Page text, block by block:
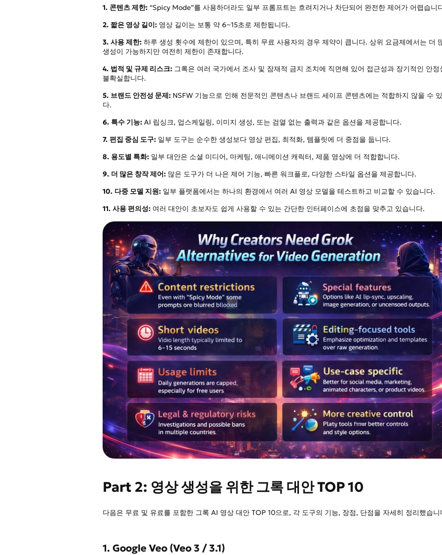
1. 콘텐츠 제한: “Spicy Mode”를 사용하더라도 일부 프롬프트는 흐려지거나 차단되어 완전한 제어가 어렵습니
2. 짧은 영상 길이: 영상 길이는 보통 약 6~15초로 제한됩니다.
3. 사용 제한: 하루 생성 횟수에 제한이 있으며, 특히 무료 사용자의 경우 제약이 큽니다. 상위 요금제에서는 더
생성이 가능하지만 여전히 제한이 존재합니다.
4. 법적 및 규제 리스크: 그록은 여러 국가에서 조사 및 잠재적 금지 조치에 직면해 있어 접근성과 장기적인 안정
불확실합니다.
5. 브랜드 안전성 문제: NSFW 기능으로 인해 전문적인 콘텐츠나 브랜드 세이프 콘텐츠에는 적합하지 않을 수
다.
6. 특수 기능: AI 립싱크, 업스케일링, 이미지 생성, 또는 검열 없는 출력과 같은 옵션을 제공합니다.
7. 편집 중심 도구: 일부 도구는 순수한 생성보다 영상 편집, 최적화, 템플릿에 더 중점을 둡니다.
8. 용도별 특화: 일부 대안은 소셜 미디어, 마케팅, 애니메이션 캐릭터, 제품 영상에 더 적합합니다.
9. 더 많은 창작 제어: 많은 도구가 더 나은 제어 기능, 빠른 워크플로, 다양한 스타일 옵션을 제공합니다.
10. 다중 모델 지원: 일부 플랫폼에서는 하나의 환경에서 여러 AI 영상 모델을 테스트하고 비교할 수 있습니다.
11. 사용 편의성: 여러 대안이 초보자도 쉽게 사용할 수 있는 간단한 인터페이스에 초점을 맞추고 있습니다.
Part 2: 영상 생성을 위한 그록 대안 TOP 10
다음은 무료 및 유료를 포함한 그록 AI 영상 대안 TOP 10으로, 각 도구의 기능, 장점, 단점을 자세히 정리했습니
1. Google Veo (Veo 3 / 3.1)